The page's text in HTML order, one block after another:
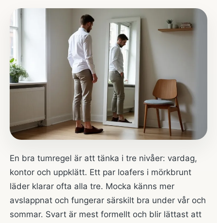
En bra tumregel är att tänka i tre nivåer: vardag,
kontor och uppklätt. Ett par loafers i mörkbrunt
läder klarar ofta alla tre. Mocka känns mer
avslappnat och fungerar särskilt bra under vår och
sommar. Svart är mest formellt och blir lättast att